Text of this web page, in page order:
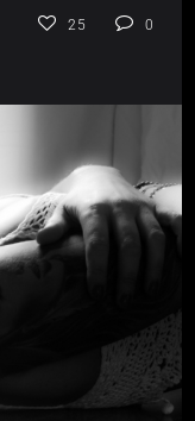
25 0